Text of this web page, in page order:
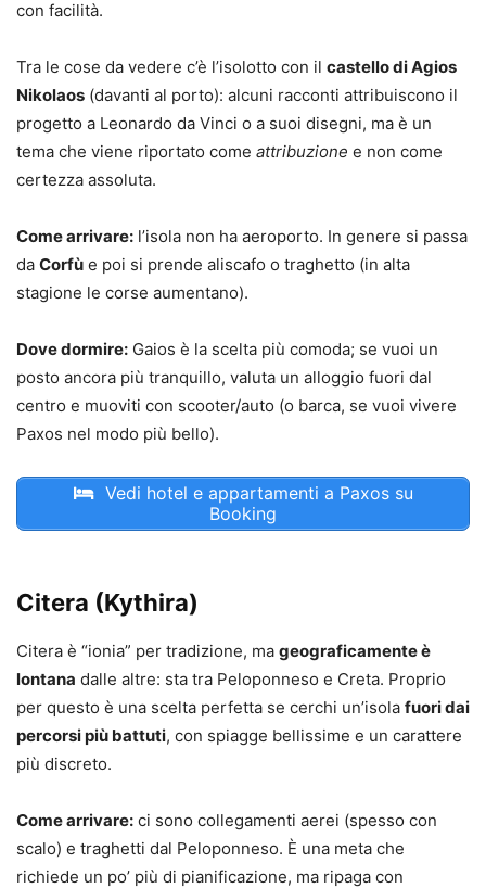
con facilità.
Tra le cose da vedere c’è l’isolotto con il castello di Agios
Nikolaos (davanti al porto): alcuni racconti attribuiscono il
progetto a Leonardo da Vinci o a suoi disegni, ma è un
tema che viene riportato come attribuzione e non come
certezza assoluta.
Come arrivare: l’isola non ha aeroporto. In genere si passa
da Corfù e poi si prende aliscafo o traghetto (in alta
stagione le corse aumentano).
Dove dormire: Gaios è la scelta più comoda; se vuoi un
posto ancora più tranquillo, valuta un alloggio fuori dal
centro e muoviti con scooter/auto (o barca, se vuoi vivere
Paxos nel modo più bello).
Vedi hotel e appartamenti a Paxos su
Booking
Citera (Kythira)
Citera è “ionia” per tradizione, ma geograficamente è
lontana dalle altre: sta tra Peloponneso e Creta. Proprio
per questo è una scelta perfetta se cerchi un’isola fuori dai
percorsi più battuti, con spiagge bellissime e un carattere
più discreto.
Come arrivare: ci sono collegamenti aerei (spesso con
scalo) e traghetti dal Peloponneso. È una meta che
richiede un po’ più di pianificazione, ma ripaga con